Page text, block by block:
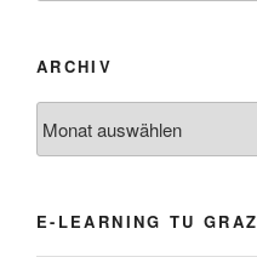
ARCHIV
E-LEARNING TU GRAZ